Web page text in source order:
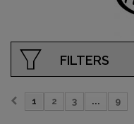
FILTERS
1 2 3 ... 9